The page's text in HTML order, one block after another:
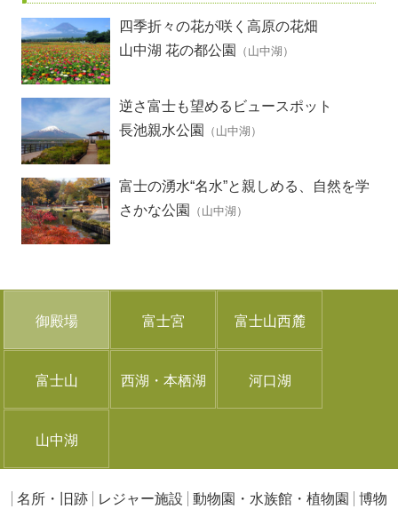
四季折々の花が咲く高原の花畑
山中湖 花の都公園
（山中湖）
逆さ富士も望めるビュースポット
長池親水公園
（山中湖）
富士の湧水“名水”と親しめる、自然を学
べる公園
さかな公園 （山中湖）
御殿場 富士宮 富士山西麓
富士山 西湖・本栖湖 河口湖
山中湖
名所・旧跡 レジャー施設 動物園・水族館・植物園 博物